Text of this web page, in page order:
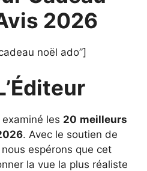
2026
noël ado”]
les 20 meilleurs
. Avec le soutien de
espérons que cet
la vue la plus réaliste